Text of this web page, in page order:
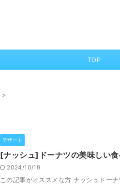
TOP
>
デザート
[ナッシュ]ドーナツの美味しい
2024/10/19
この記事がオススメな方 ナッシュドー